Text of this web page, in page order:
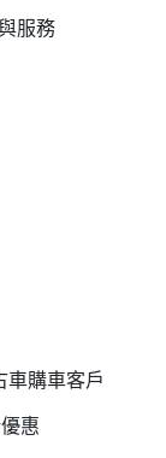
服務
車購車客戶
惠